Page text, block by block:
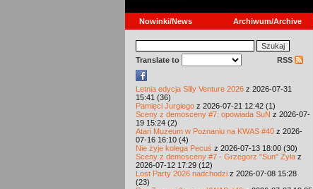
Nowinki/News Archiwum/Archive
Translate to RSS
Letnia edycja Silly Venture 2026 z 2026-07-31
15:41 (36)
Pamięci Jurgiego z 2026-07-21 12:42 (1)
Sceny z demosceny #7: opowiada SuN z 2026-07-
19 15:24 (2)
Atari Muzeum w Poznaniu na KWAS #40 z 2026-
07-16 16:10 (4)
Nie żyje kolega Pecuś z 2026-07-13 18:00 (30)
Sceny z demosceny #7 - Grzegorz "Sun" Żyła z
2026-07-12 17:29 (12)
Lost Party 2026 nadchodzi z 2026-07-08 15:28
(23)